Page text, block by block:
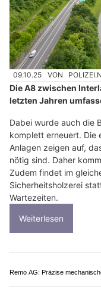
Ristorante Muna: Mediterrane
LDL Security GmbH:
Interlaken BE:
nachgebessert –